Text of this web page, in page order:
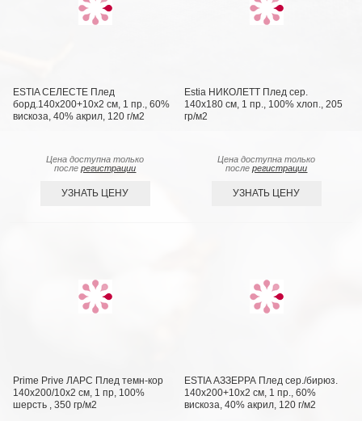
ESTIA СЕЛЕСТЕ Плед
борд.140х200+10х2 см, 1 пр., 60%
вискоза, 40% акрил, 120 г/м2
Цена доступна только
послерегистрации
УЗНАТЬ ЦЕНУ
Estia НИКОЛЕТТ Плед сер.
140х180 см, 1 пр., 100% хлоп., 205
гр/м2
Цена доступна только
послерегистрации
УЗНАТЬ ЦЕНУ
Prime Prive ЛАРС Плед темн-кор
140х200/10х2 см, 1 пр, 100%
шерсть , 350 гр/м2
ESTIA АЗЗЕРРА Плед сер./бирюз.
140х200+10х2 см, 1 пр., 60%
вискоза, 40% акрил, 120 г/м2